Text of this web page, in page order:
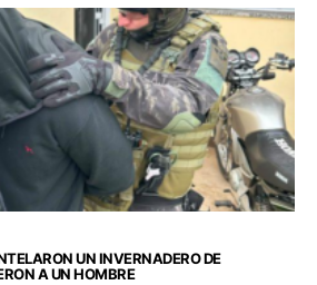
UN INVERNADERO DE
A UN HOMBRE